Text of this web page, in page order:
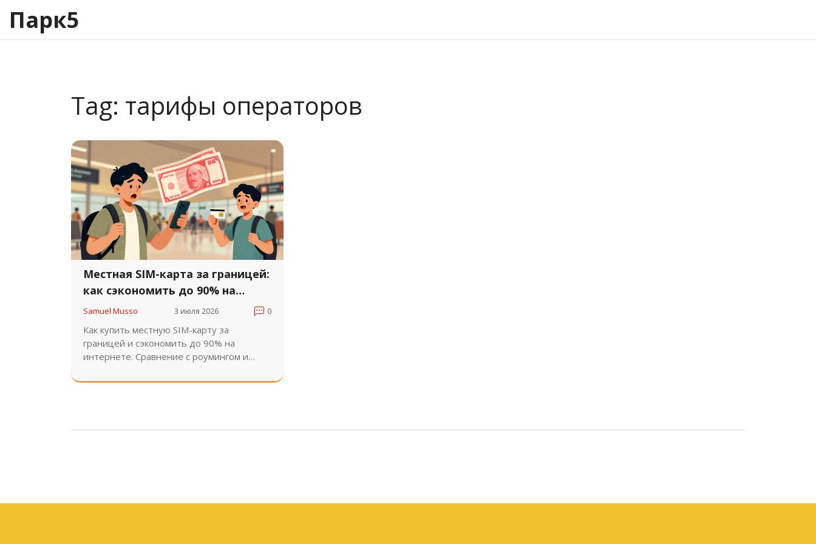
Парк5
Tag: тарифы операторов
Местная SIM-карта за границей:
как сэкономить до 90% на
интернете в 2026 году
Samuel Musso 3 июля 2026 0
Как купить местную SIM-карту за
границей и сэкономить до 90% на
интернете. Сравнение с роумингом и
технические требования к телефону для